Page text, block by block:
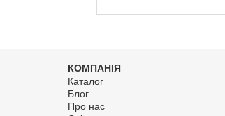
КОМПАНІЯ
Каталог
Блог
Про нас